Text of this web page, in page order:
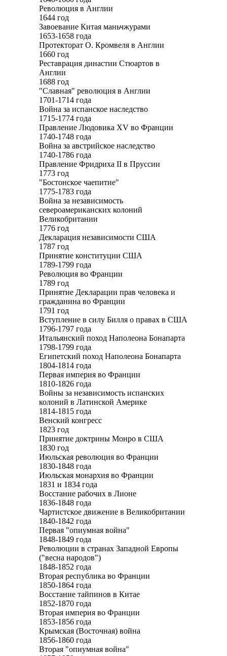
Революция в Англии
1644 год
Завоевание Китая маньчжурами
1653-1658 года
Протекторат О. Кромвеля в Англии
1660 год
Реставрация династии Стюартов в
Англии
1688 год
"Славная" революция в Англии
1701-1714 года
Война за испанское наследство
1715-1774 года
Правление Людовика XV во Франции
1740-1748 года
Война за австрийское наследство
1740-1786 года
Правление Фридриха II в Пруссии
1773 год
"Бостонское чаепитие"
1775-1783 года
Война за независимость
североамериканских колоний
Великобритании
1776 год
Декларация независимости США
1787 год
Принятие конституции США
1789-1799 года
Революция во Франции
1789 год
Принятие Декларации прав человека и
гражданина во Франции
1791 год
Вступление в силу Билля о правах в США
1796-1797 года
Итальянский поход Наполеона Бонапарта
1798-1799 года
Египетский поход Наполеона Бонапарта
1804-1814 года
Первая империя во Франции
1810-1826 года
Войны за независимость испанских
колоний в Латинской Америке
1814-1815 года
Венский конгресс
1823 год
Принятие доктрины Монро в США
1830 год
Июльская революция во Франции
1830-1848 года
Июльская монархия во Франции
1831 и 1834 года
Восстание рабочих в Лионе
1836-1848 года
Чартистское движение в Великобритании
1840-1842 года
Первая "опиумная война"
1848-1849 года
Революции в странах Западной Европы
("весна народов")
1848-1852 года
Вторая республика во Франции
1850-1864 года
Восстание тайпинов в Китае
1852-1870 года
Вторая империя во Франции
1853-1856 года
Крымская (Восточная) война
1856-1860 года
Вторая "опиумная война"